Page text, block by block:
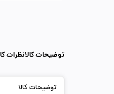
توضیحات کالانظرات
توضیحات کالا